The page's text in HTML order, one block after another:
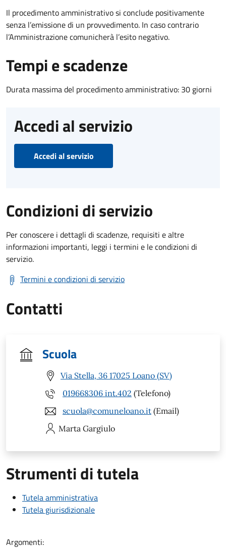
Il procedimento amministrativo si conclude positivamente
senza l’emissione di un provvedimento. In caso contrario
l’Amministrazione comunicherà l’esito negativo.
Tempi e scadenze
Durata massima del procedimento amministrativo: 30 giorni
Accedi al servizio
Accedi al servizio
Condizioni di servizio
Per conoscere i dettagli di scadenze, requisiti e altre
informazioni importanti, leggi i termini e le condizioni di
servizio.
Termini e condizioni di servizio
Contatti
Scuola
Via Stella, 36 17025 Loano (SV)
019668306 int.402 (Telefono)
scuola@comuneloano.it (Email)
Marta Gargiulo
Strumenti di tutela
Tutela amministrativa
Tutela giurisdizionale
Argomenti: